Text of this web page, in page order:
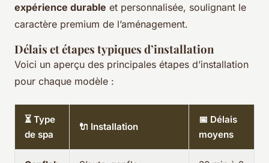
expérience durable et personnalisée, soulignant le
caractère premium de l’aménagement.
Délais et étapes typiques d’installation
Voici un aperçu des principales étapes d’installation
pour chaque modèle :
⏳ Type
de spa
🔌 Installation
📅 Délais
moyens